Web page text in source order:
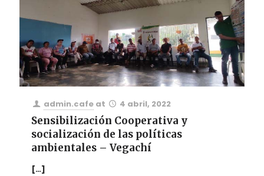
admin.cafe at 4 abril, 2022
Sensibilización Cooperativa y
socialización de las políticas
ambientales – Vegachí
[…]